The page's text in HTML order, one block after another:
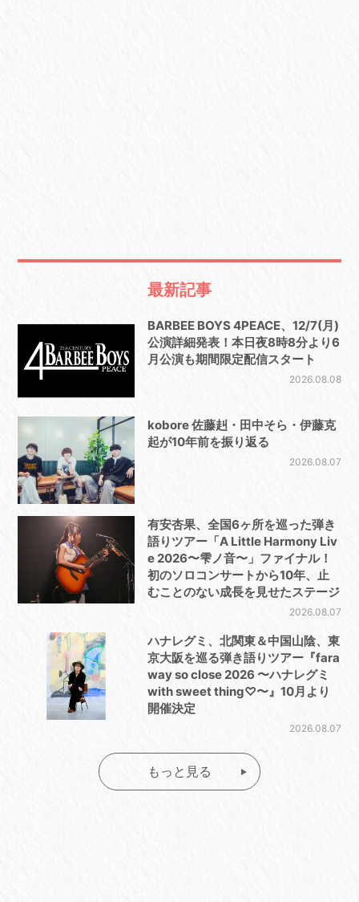
最新記事
BARBEE BOYS 4PEACE、12/7(月)
公演詳細発表！本日夜8時8分より6
月公演も期間限定配信スタート
2026.08.08
kobore 佐藤赳・田中そら・伊藤克
起が10年前を振り返る
2026.08.07
有安杏果、全国6ヶ所を巡った弾き
語りツアー「A Little Harmony Liv
e 2026〜雫ノ音〜」ファイナル！
初のソロコンサートから10年、止
むことのない成長を見せたステージ
2026.08.07
ハナレグミ、北関東＆中国山陰、東
京大阪を巡る弾き語りツアー『fara
way so close 2026 〜ハナレグミ
with sweet thing♡〜』10月より
開催決定
2026.08.07
もっと見る